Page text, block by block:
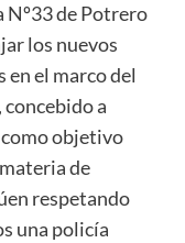
Nº33 de Potrero
los nuevos
el marco del
a
objetivo
de
respetando
una policía